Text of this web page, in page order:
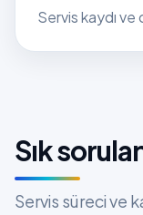
Servis kaydı ve
Sık
Servis süreci ve